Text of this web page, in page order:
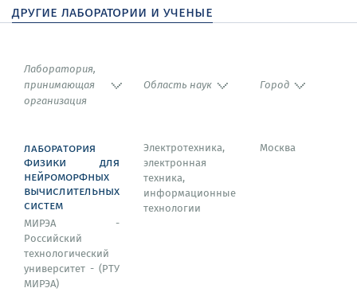
другие лаборатории и ученые
Лаборатория,
принимающая
организация
Область наук Город
лаборатория
физики для
нейроморфных
вычислительных
систем
МИРЭА -
Российский
технологический
университет - (РТУ
МИРЭА)
Электротехника,
электронная
техника,
информационные
технологии
Москва